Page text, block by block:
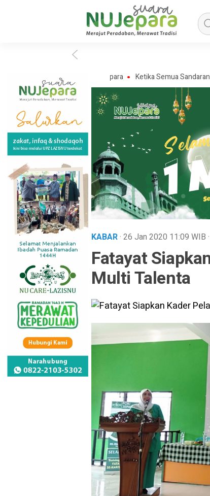
Rais Syuriah PCNU Jepara Ketika Semua Sandaran
KABAR· 26 Jan 2020 11:09 WIB ·
Fatayat
Multi Talenta